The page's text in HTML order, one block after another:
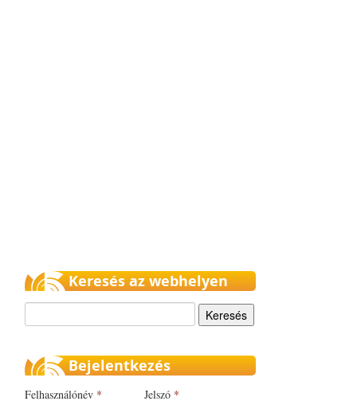
Keresés az webhelyen
Bejelentkezés
Felhasználónév * Jelszó *